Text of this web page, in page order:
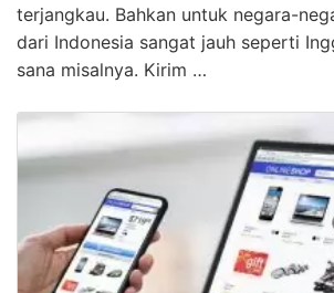
terjangkau. Bahkan untuk negara-
dari Indonesia sangat jauh seperti
sana misalnya. Kirim …